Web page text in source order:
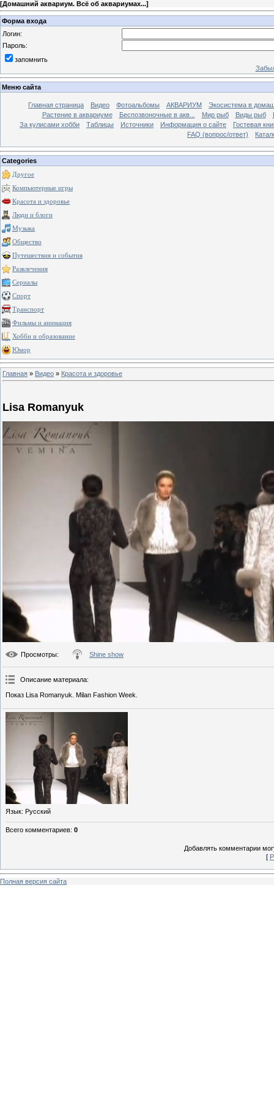
[Домашний аквариум. Всё об аквариумах...]
Форма входа
Логин:
Пароль:
запомнить
Меню сайта
Главная страница Видео Фотоальбомы АКВАРИУМ
Экосистема в
Растение в аквариуме
Беспозвоночные в акв... Мир рыб Виды рыб
За кулисами хобби
Таблицы Источники Информация о сайте
Гостевая
FAQ (вопрос/ответ)
Categories
Другое
Компьютерные игры
Красота и здоровье
Люди и блоги
Музыка
Общество
Путешествия и события
Развлечения
Сериалы
Спорт
Транспорт
Фильмы и анимация
Хобби и образование
Юмор
Главная » Видео » Красота и здоровье
Lisa Romanyuk
Просмотры: Shine show
Описание материала:
Показ Lisa Romanyuk. Milan Fashion Week.
Язык: Русский
Всего комментариев: 0
Добавлять комментарии
[
Полная версия сайта